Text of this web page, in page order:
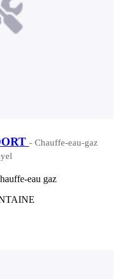
- Chauffe-eau-gaz
eau gaz